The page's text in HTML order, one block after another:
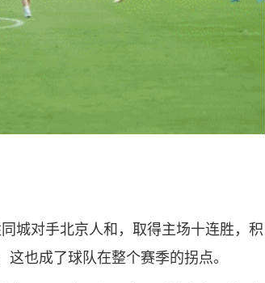
城对手北京人和，取得主场十连胜，积
也成了球队在整个赛季的拐点。